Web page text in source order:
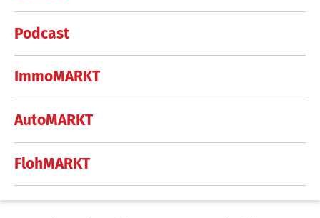
Podcast
ImmoMARKT
AutoMARKT
FlohMARKT